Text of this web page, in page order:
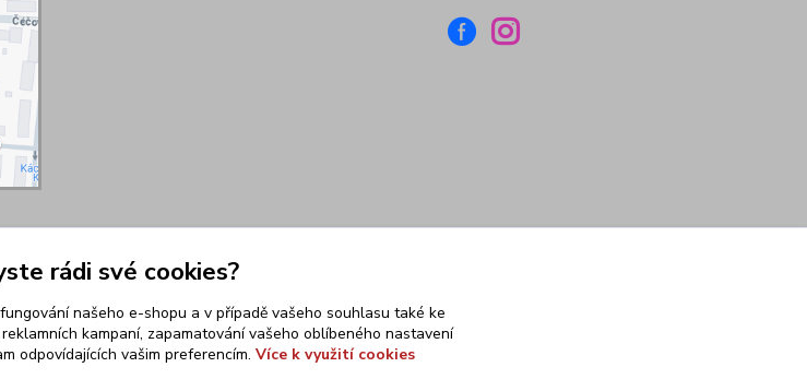
rádi své cookies?
našeho e-shopu a v případě vašeho souhlasu také ke
kampaní, zapamatování vašeho oblíbeného nastavení
odpovídajících vašim preferencím. Více k využití cookies